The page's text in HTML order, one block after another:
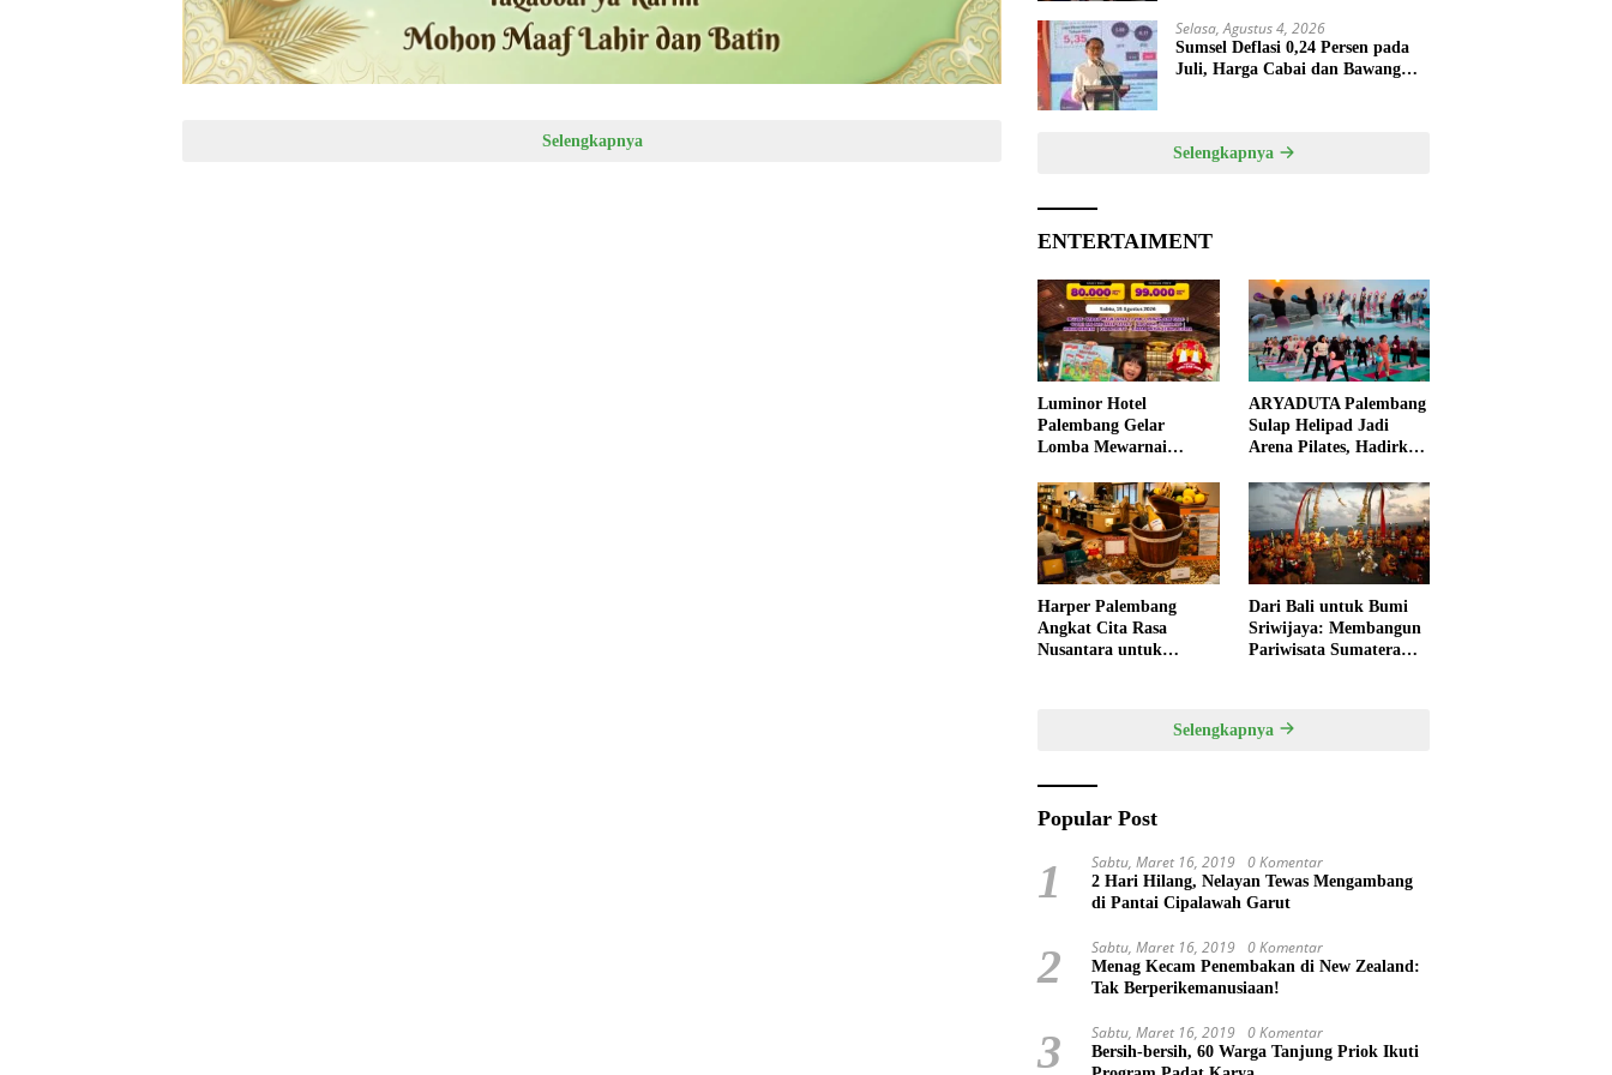
Selengkapnya
Selasa, Agustus 4, 2026
Sumsel Deflasi 0,24 Persen pada
Juli, Harga Cabai dan Bawang
Selengkapnya
ENTERTAIMENT
Luminor Hotel
Palembang Gelar
Lomba Mewarnai
Ajak Anak Asah
Kreativitas
ARYADUTA Palembang
Sulap Helipad Jadi
Arena Pilates, Hadirkan
Pertama di Kota
Pempek
Harper Palembang
Angkat Cita Rasa
Nusantara untuk
Dari Bali untuk Bumi
Sriwijaya: Membangun
Pariwisata Sumatera
Selengkapnya
Popular Post
1 Sabtu, Maret 16, 2019 0 Komentar
2 Hari Hilang, Nelayan Tewas Mengambang
di Pantai Cipalawah Garut
2 Sabtu, Maret 16, 2019 0 Komentar
Menag Kecam Penembakan di New Zealand:
Tak Berperikemanusiaan!
3 Sabtu, Maret 16, 2019 0 Komentar
Bersih-bersih, 60 Warga Tanjung Priok Ikuti